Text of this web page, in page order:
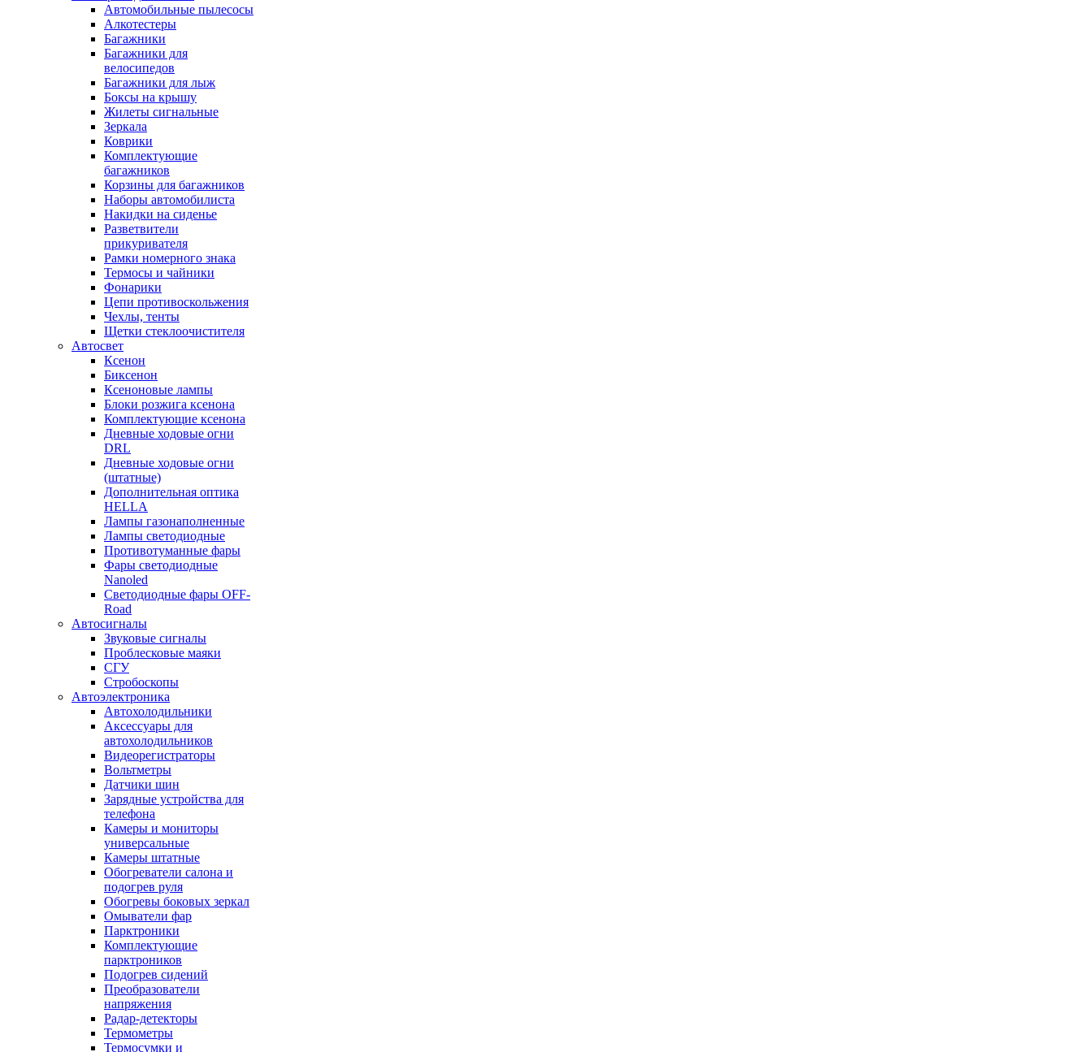
Автомобильные пылесосы
Алкотестеры
Багажники
Багажники для
велосипедов
Багажники для лыж
Боксы на крышу
Жилеты сигнальные
Зеркала
Коврики
Комплектующие
багажников
Корзины для багажников
Наборы автомобилиста
Накидки на сиденье
Разветвители
прикуривателя
Рамки номерного знака
Термосы и чайники
Фонарики
Цепи противоскольжения
Чехлы, тенты
Щетки стеклоочистителя
Автосвет
Ксенон
Биксенон
Ксеноновые лампы
Блоки розжига ксенона
Комплектующие ксенона
Дневные ходовые огни
DRL
Дневные ходовые огни
(штатные)
Дополнительная оптика
HELLA
Лампы газонаполненные
Лампы светодиодные
Противотуманные фары
Фары светодиодные
Nanoled
Светодиодные фары OFF-
Road
Автосигналы
Звуковые сигналы
Проблесковые маяки
СГУ
Стробоскопы
Автоэлектроника
Автохолодильники
Аксессуары для
автохолодильников
Видеорегистраторы
Вольтметры
Датчики шин
Зарядные устройства для
телефона
Камеры и мониторы
универсальные
Камеры штатные
Обогреватели салона и
подогрев руля
Обогревы боковых зеркал
Омыватели фар
Парктроники
Комплектующие
парктроников
Подогрев сидений
Преобразователи
напряжения
Радар-детекторы
Термометры
Термосумки и